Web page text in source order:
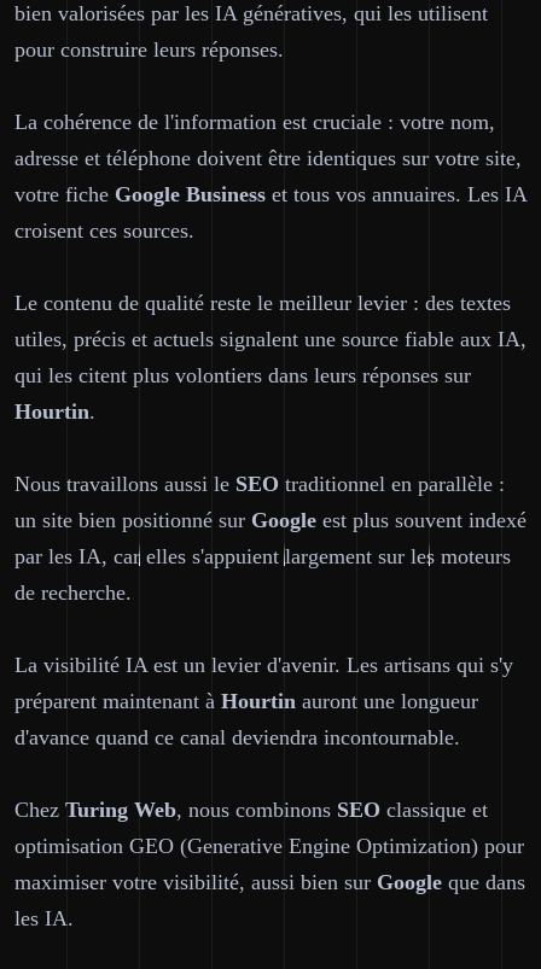
bien valorisées par les IA génératives, qui les utilisent
pour construire leurs réponses.
La cohérence de l'information est cruciale : votre nom,
adresse et téléphone doivent être identiques sur votre site,
votre fiche Google Business et tous vos annuaires. Les IA
croisent ces sources.
Le contenu de qualité reste le meilleur levier : des textes
utiles, précis et actuels signalent une source fiable aux IA,
qui les citent plus volontiers dans leurs réponses sur
Hourtin.
Nous travaillons aussi le SEO traditionnel en parallèle :
un site bien positionné sur Google est plus souvent indexé
par les IA, car elles s'appuient largement sur les moteurs
de recherche.
La visibilité IA est un levier d'avenir. Les artisans qui s'y
préparent maintenant à Hourtin auront une longueur
d'avance quand ce canal deviendra incontournable.
Chez Turing Web, nous combinons SEO classique et
optimisation GEO (Generative Engine Optimization) pour
maximiser votre visibilité, aussi bien sur Google que dans
les IA.